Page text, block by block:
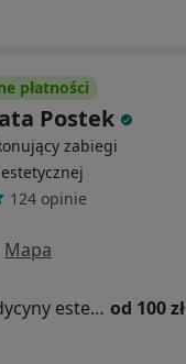
płatności
Postek
zabiegi
124 opinie
Mapa
Konsultacja z zakresu medycyny estetycznej od 100 zł